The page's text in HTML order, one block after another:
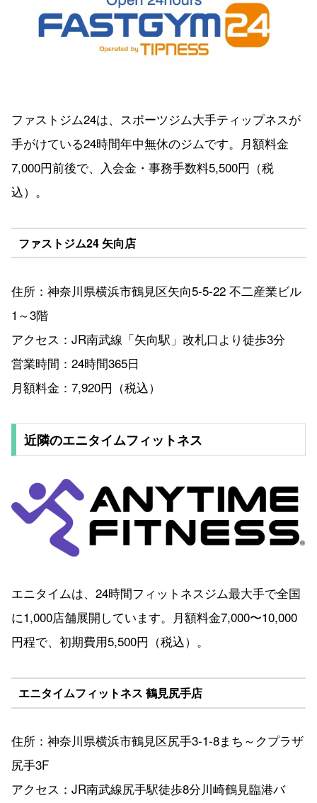
ファストジム24は、スポーツジム大手ティップネスが
手がけている24時間年中無休のジムです。月額料金
7,000円前後で、入会金・事務手数料5,500円（税
込）。
ファストジム24 矢向店
住所：神奈川県横浜市鶴見区矢向5-5-22 不二産業ビル
1～3階
アクセス：JR南武線「矢向駅」改札口より徒歩3分
営業時間：24時間365日
月額料金：7,920円（税込）
近隣のエニタイムフィットネス
エニタイムは、24時間フィットネスジム最大手で全国
に1,000店舗展開しています。月額料金7,000〜10,000
円程で、初期費用5,500円（税込）。
エニタイムフィットネス 鶴見尻手店
住所：神奈川県横浜市鶴見区尻手3-1-8まち～クプラザ
尻手3F
アクセス：JR南武線尻手駅徒歩8分川崎鶴見臨港バ